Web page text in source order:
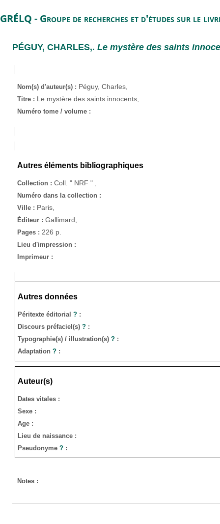
GRÉLQ - Groupe de recherches et d'études sur le
PÉGUY, CHARLES,. Le mystère des saints
Nom(s) d'auteur(s) : Péguy, Charles,
Titre : Le mystère des saints innocents,
Numéro tome / volume :
Autres éléments bibliographiques
Collection : Coll. " NRF " ,
Numéro dans la collection :
Ville : Paris,
Éditeur : Gallimard,
Pages : 226 p.
Lieu d'impression :
Imprimeur :
Autres données
Péritexte éditorial ? :
Discours préfaciel(s) ? :
Typographie(s) / illustration(s) ? :
Adaptation ? :
Auteur(s)
Dates vitales :
Sexe :
Age :
Lieu de naissance :
Pseudonyme ? :
Notes :